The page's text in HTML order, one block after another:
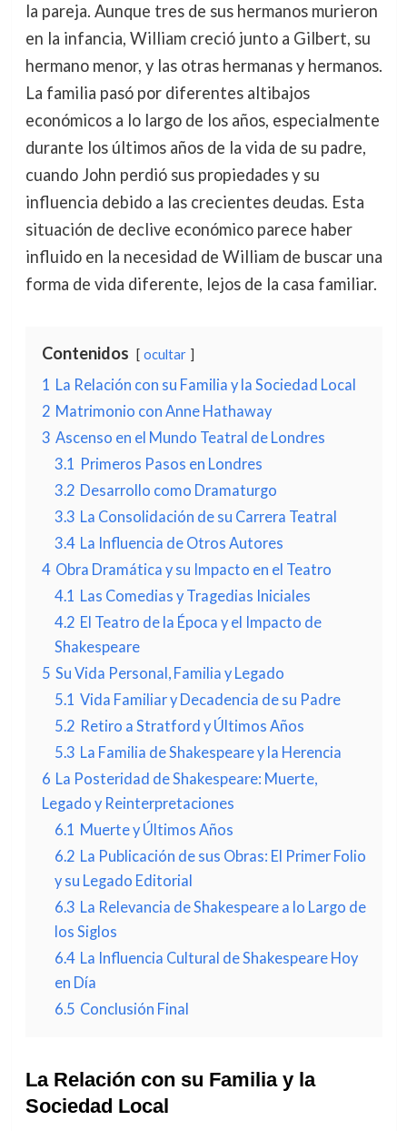
la pareja. Aunque tres de sus hermanos murieron
en la infancia, William creció junto a Gilbert, su
hermano menor, y las otras hermanas y hermanos.
La familia pasó por diferentes altibajos
económicos a lo largo de los años, especialmente
durante los últimos años de la vida de su padre,
cuando John perdió sus propiedades y su
influencia debido a las crecientes deudas. Esta
situación de declive económico parece haber
influido en la necesidad de William de buscar una
forma de vida diferente, lejos de la casa familiar.
Contenidos ocultar
1 La Relación con su Familia y la Sociedad Local
2 Matrimonio con Anne Hathaway
3 Ascenso en el Mundo Teatral de Londres
3.1 Primeros Pasos en Londres
3.2 Desarrollo como Dramaturgo
3.3 La Consolidación de su Carrera Teatral
3.4 La Influencia de Otros Autores
4 Obra Dramática y su Impacto en el Teatro
4.1 Las Comedias y Tragedias Iniciales
4.2 El Teatro de la Época y el Impacto de
Shakespeare
5 Su Vida Personal, Familia y Legado
5.1 Vida Familiar y Decadencia de su Padre
5.2 Retiro a Stratford y Últimos Años
5.3 La Familia de Shakespeare y la Herencia
6 La Posteridad de Shakespeare: Muerte,
Legado y Reinterpretaciones
6.1 Muerte y Últimos Años
6.2 La Publicación de sus Obras: El Primer Folio
y su Legado Editorial
6.3 La Relevancia de Shakespeare a lo Largo de
los Siglos
6.4 La Influencia Cultural de Shakespeare Hoy
en Día
6.5 Conclusión Final
La Relación con su Familia y la
Sociedad Local